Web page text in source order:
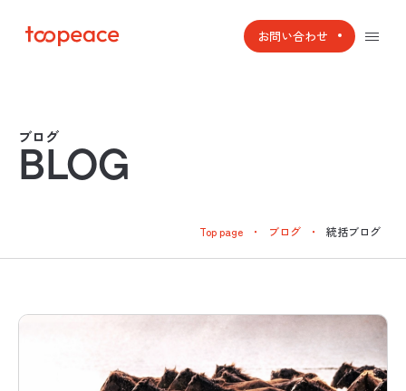
本文までスキップする
お問い合わせ メニ
ブログ
BLOG
Top page ブログ 統括ブログ